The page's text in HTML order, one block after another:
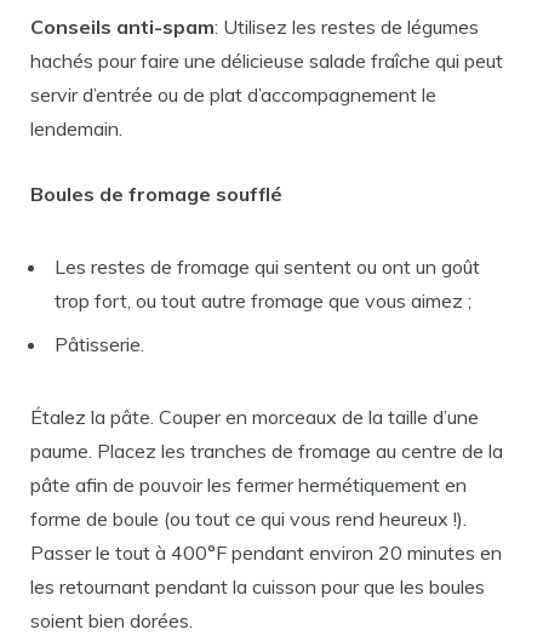
Conseils anti-spam: Utilisez les restes de légumes
hachés pour faire une délicieuse salade fraîche qui peut
servir d’entrée ou de plat d’accompagnement le
lendemain.
Boules de fromage soufflé
Les restes de fromage qui sentent ou ont un goût
trop fort, ou tout autre fromage que vous aimez ;
Pâtisserie.
Étalez la pâte. Couper en morceaux de la taille d’une
paume. Placez les tranches de fromage au centre de la
pâte afin de pouvoir les fermer hermétiquement en
forme de boule (ou tout ce qui vous rend heureux !).
Passer le tout à 400°F pendant environ 20 minutes en
les retournant pendant la cuisson pour que les boules
soient bien dorées.